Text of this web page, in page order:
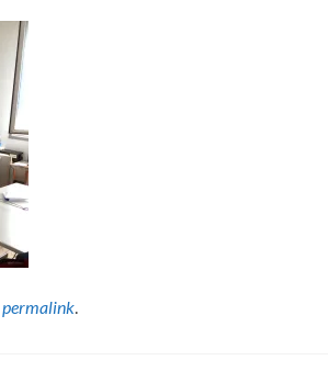
permalink.